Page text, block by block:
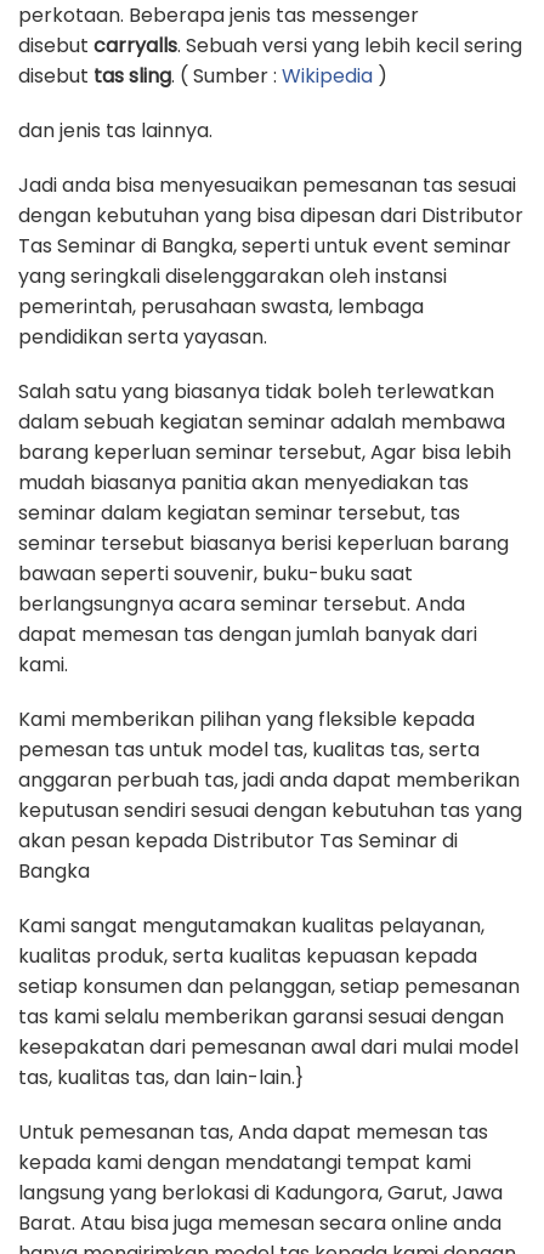
perkotaan. Beberapa jenis tas messenger
disebut carryalls. Sebuah versi yang lebih kecil sering
disebut tas sling. ( Sumber : Wikipedia )
dan jenis tas lainnya.
Jadi anda bisa menyesuaikan pemesanan tas sesuai
dengan kebutuhan yang bisa dipesan dari Distributor
Tas Seminar di Bangka, seperti untuk event seminar
yang seringkali diselenggarakan oleh instansi
pemerintah, perusahaan swasta, lembaga
pendidikan serta yayasan.
Salah satu yang biasanya tidak boleh terlewatkan
dalam sebuah kegiatan seminar adalah membawa
barang keperluan seminar tersebut, Agar bisa lebih
mudah biasanya panitia akan menyediakan tas
seminar dalam kegiatan seminar tersebut, tas
seminar tersebut biasanya berisi keperluan barang
bawaan seperti souvenir, buku-buku saat
berlangsungnya acara seminar tersebut. Anda
dapat memesan tas dengan jumlah banyak dari
kami.
Kami memberikan pilihan yang fleksible kepada
pemesan tas untuk model tas, kualitas tas, serta
anggaran perbuah tas, jadi anda dapat memberikan
keputusan sendiri sesuai dengan kebutuhan tas yang
akan pesan kepada Distributor Tas Seminar di
Bangka
Kami sangat mengutamakan kualitas pelayanan,
kualitas produk, serta kualitas kepuasan kepada
setiap konsumen dan pelanggan, setiap pemesanan
tas kami selalu memberikan garansi sesuai dengan
kesepakatan dari pemesanan awal dari mulai model
tas, kualitas tas, dan lain-lain.}
Untuk pemesanan tas, Anda dapat memesan tas
kepada kami dengan mendatangi tempat kami
langsung yang berlokasi di Kadungora, Garut, Jawa
Barat. Atau bisa juga memesan secara online anda